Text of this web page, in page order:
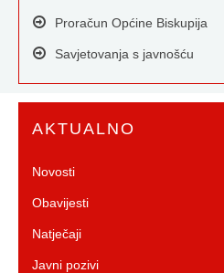
Proračun Općine Biskupija
Savjetovanja s javnošću
AKTUALNO
Novosti
Obavijesti
Natječaji
Javni pozivi